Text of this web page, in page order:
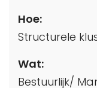
Hoe:
Structurele
Wat:
Bestuurlijk/